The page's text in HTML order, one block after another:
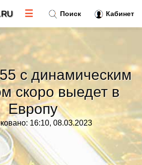
с динамическим
скоро выедет в
Европу
16:10, 08.03.2023
Поиск Кабинет
☰
»